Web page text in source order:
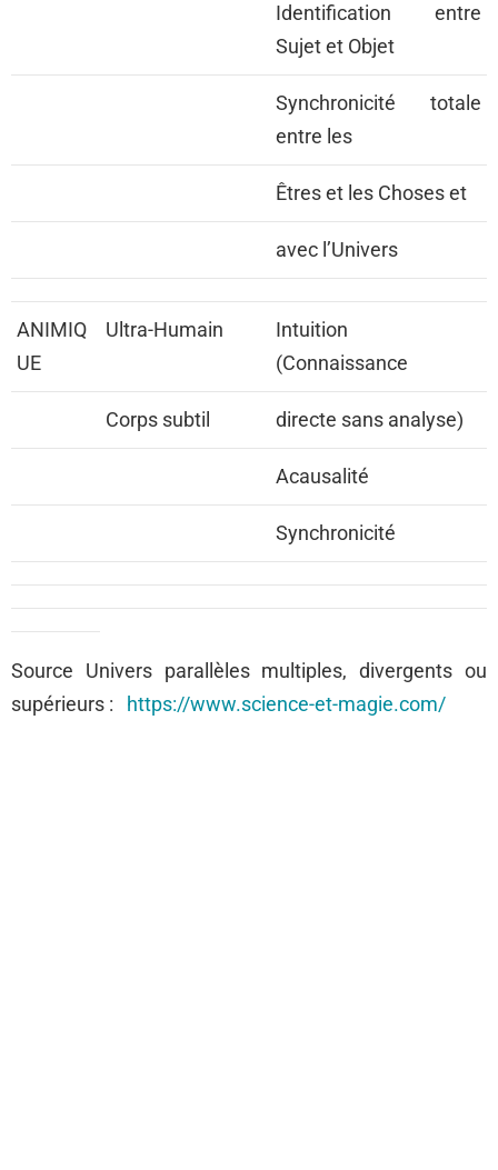
Identification entre
Sujet et Objet
Synchronicité totale
entre les
Êtres et les Choses et
avec l’Univers
ANIMIQ
UE
Ultra-Humain
Intuition
(Connaissance
Corps subtil directe sans analyse)
Acausalité
Synchronicité
Source Univers parallèles multiples, divergents ou
supérieurs : https://www.science-et-magie.com/